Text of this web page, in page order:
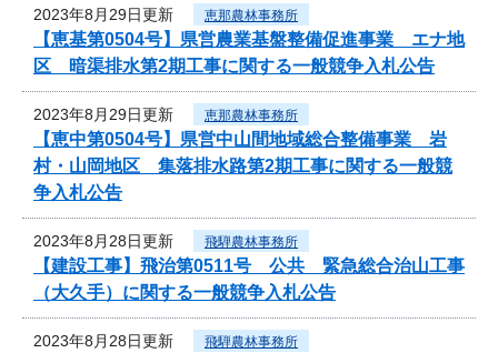
2023年8月29日更新 恵那農林事務所
【恵基第0504号】県営農業基盤整備促進事業 エナ地
区 暗渠排水第2期工事に関する一般競争入札公告
2023年8月29日更新 恵那農林事務所
【恵中第0504号】県営中山間地域総合整備事業 岩
村・山岡地区 集落排水路第2期工事に関する一般競
争入札公告
2023年8月28日更新 飛騨農林事務所
【建設工事】飛治第0511号 公共 緊急総合治山工事
（大久手）に関する一般競争入札公告
2023年8月28日更新 飛騨農林事務所